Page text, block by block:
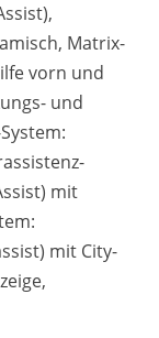
Matrix-
vorn und
und
mit
mit City-